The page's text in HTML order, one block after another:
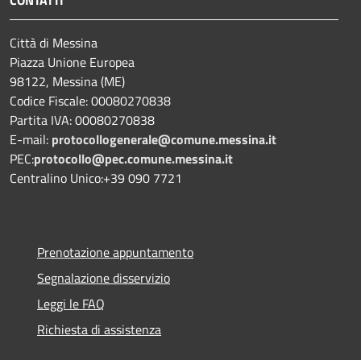
Città di Messina
Piazza Unione Europea
98122, Messina (ME)
Codice Fiscale: 00080270838
Partita IVA: 00080270838
E-mail: protocollogenerale@comune.messina.it
PEC:protocollo@pec.comune.messina.it
Centralino Unico:+39 090 7721
Prenotazione appuntamento
Segnalazione disservizio
Leggi le FAQ
Richiesta di assistenza